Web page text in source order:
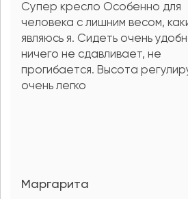
Супер кресло Особенно для
человека с лишним весом,
являюсь я. Сидеть очень
ничего не сдавливает, не
прогибается. Высота
очень легко
Маргарита